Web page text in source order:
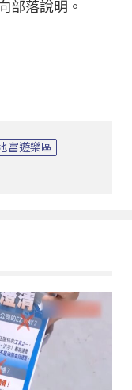
部落說明。
富遊樂區